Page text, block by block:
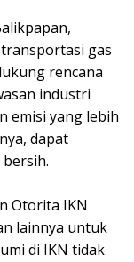
gas
rencana
industri
emisi yang lebih
dapat
Otorita IKN
lainnya untuk
di IKN tidak